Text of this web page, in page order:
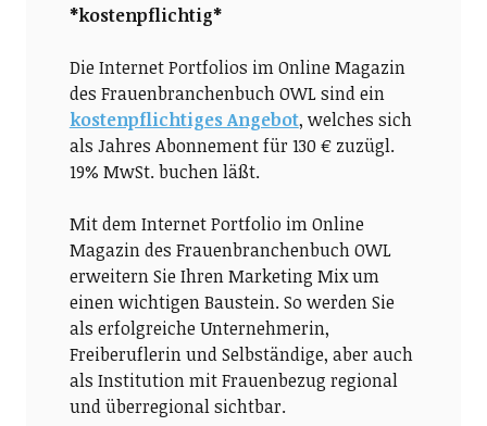
*kostenpflichtig*
Die Internet Portfolios im Online Magazin
des Frauenbranchenbuch OWL sind ein
kostenpflichtiges Angebot, welches sich
als Jahres Abonnement für 130 € zuzügl.
19% MwSt. buchen läßt.
Mit dem Internet Portfolio im Online
Magazin des Frauenbranchenbuch OWL
erweitern Sie Ihren Marketing Mix um
einen wichtigen Baustein. So werden Sie
als erfolgreiche Unternehmerin,
Freiberuflerin und Selbständige, aber auch
als Institution mit Frauenbezug regional
und überregional sichtbar.